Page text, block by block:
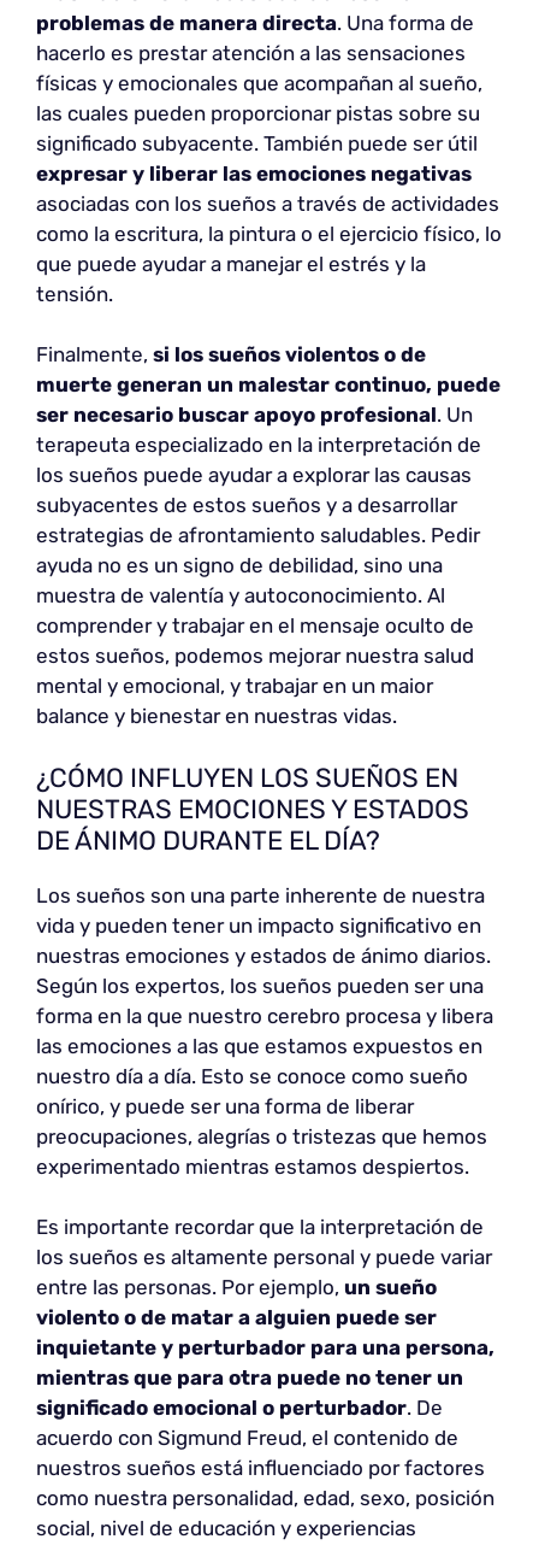
problemas de manera directa. Una forma de
hacerlo es prestar atención a las sensaciones
físicas y emocionales que acompañan al sueño,
las cuales pueden proporcionar pistas sobre su
significado subyacente. También puede ser útil
expresar y liberar las emociones negativas
asociadas con los sueños a través de actividades
como la escritura, la pintura o el ejercicio físico, lo
que puede ayudar a manejar el estrés y la
tensión.
Finalmente, si los sueños violentos o de
muerte generan un malestar continuo, puede
ser necesario buscar apoyo profesional. Un
terapeuta especializado en la interpretación de
los sueños puede ayudar a explorar las causas
subyacentes de estos sueños y a desarrollar
estrategias de afrontamiento saludables. Pedir
ayuda no es un signo de debilidad, sino una
muestra de valentía y autoconocimiento. Al
comprender y trabajar en el mensaje oculto de
estos sueños, podemos mejorar nuestra salud
mental y emocional, y trabajar en un maior
balance y bienestar en nuestras vidas.
¿CÓMO INFLUYEN LOS SUEÑOS EN
NUESTRAS EMOCIONES Y ESTADOS
DE ÁNIMO DURANTE EL DÍA?
Los sueños son una parte inherente de nuestra
vida y pueden tener un impacto significativo en
nuestras emociones y estados de ánimo diarios.
Según los expertos, los sueños pueden ser una
forma en la que nuestro cerebro procesa y libera
las emociones a las que estamos expuestos en
nuestro día a día. Esto se conoce como sueño
onírico, y puede ser una forma de liberar
preocupaciones, alegrías o tristezas que hemos
experimentado mientras estamos despiertos.
Es importante recordar que la interpretación de
los sueños es altamente personal y puede variar
entre las personas. Por ejemplo, un sueño
violento o de matar a alguien puede ser
inquietante y perturbador para una persona,
mientras que para otra puede no tener un
significado emocional o perturbador. De
acuerdo con Sigmund Freud, el contenido de
nuestros sueños está influenciado por factores
como nuestra personalidad, edad, sexo, posición
social, nivel de educación y experiencias